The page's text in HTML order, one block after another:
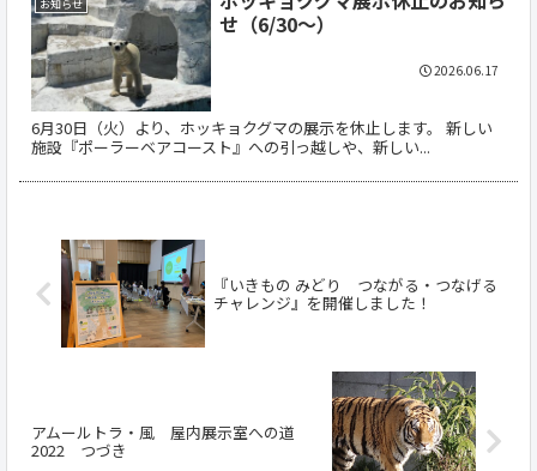
お知らせ
せ（6/30～）
6月30日（火）より、ホッキョクグマの展示を休止します。 新しい
施設『ポーラーベアコースト』への引っ越しや、新しい...
2026.06.17
『いきもの みどり つながる・つなげる
チャレンジ』を開催しました！
アムールトラ・風 屋内展示室への道
2022 つづき